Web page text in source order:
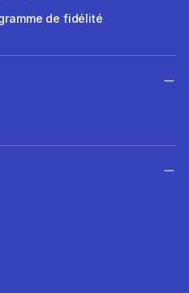
de fidélité